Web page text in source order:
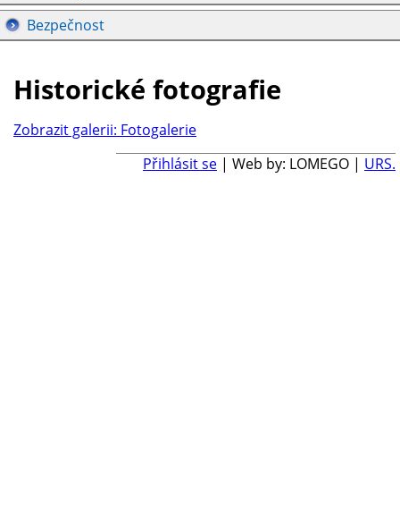
Bezpečnost
Historické fotografie
Zobrazit galerii: Fotogalerie
Přihlásit se | Web by: LOMEGO | URS.